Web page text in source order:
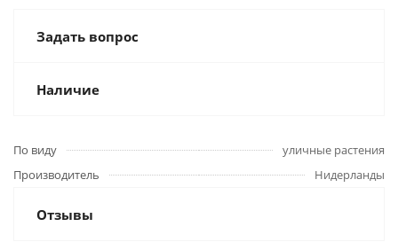
Задать вопрос
Наличие
По виду
уличные растения
Производитель
Нидерланды
Отзывы